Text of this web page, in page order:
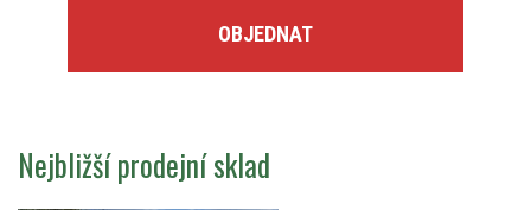
OBJEDNAT
Nejbližší prodejní sklad